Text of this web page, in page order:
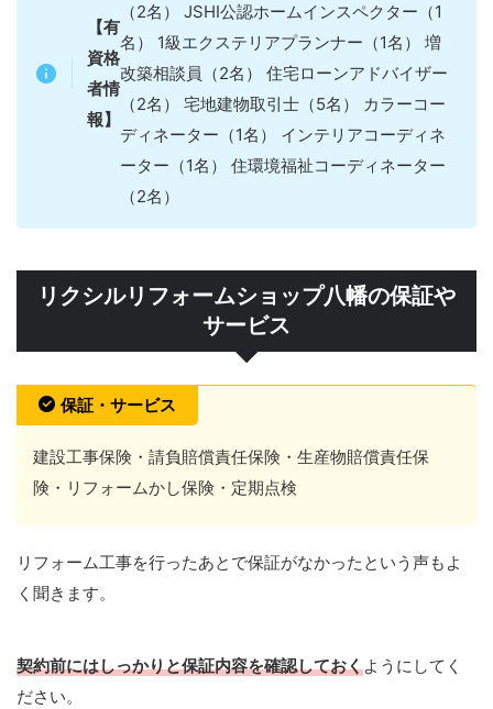
【有
資格
者情
報】
（2名） JSHI公認ホームインスペクター（1
名） 1級エクステリアプランナー（1名） 増
改築相談員（2名） 住宅ローンアドバイザー
（2名） 宅地建物取引士（5名） カラーコー
ディネーター（1名） インテリアコーディネ
ーター（1名） 住環境福祉コーディネーター
（2名）
リクシルリフォームショップ八幡の保証や
サービス
保証・サービス
建設工事保険・請負賠償責任保険・生産物賠償責任保
険・リフォームかし保険・定期点検
リフォーム工事を行ったあとで保証がなかったという声もよ
く聞きます。
契約前にはしっかりと保証内容を確認しておくようにしてく
ださい。